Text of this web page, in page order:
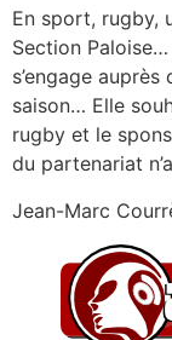
En sport, rugby,
Section
s’engage
saison… Elle
rugby et le
du partenariat
Jean-Marc